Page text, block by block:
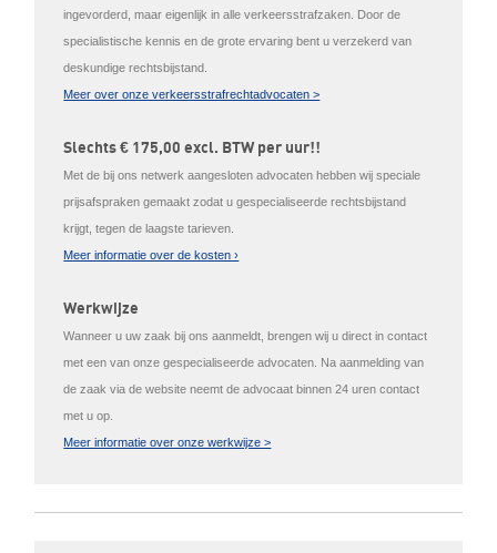
ingevorderd, maar eigenlijk in alle verkeersstrafzaken. Door de
specialistische kennis en de grote ervaring bent u verzekerd van
deskundige rechtsbijstand.
Meer over onze verkeersstrafrechtadvocaten >
Slechts € 175,00 excl. BTW per uur!!
Met de bij ons netwerk aangesloten advocaten hebben wij speciale
prijsafspraken gemaakt zodat u gespecialiseerde rechtsbijstand
krijgt, tegen de laagste tarieven.
Meer informatie over de kosten ›
Werkwijze
Wanneer u uw zaak bij ons aanmeldt, brengen wij u direct in contact
met een van onze gespecialiseerde advocaten. Na aanmelding van
de zaak via de website neemt de advocaat binnen 24 uren contact
met u op.
Meer informatie over onze werkwijze >